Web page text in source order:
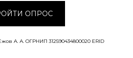
сезонов.
ОПРОС
А. А. ОГРНИП 312590434800020 ERID